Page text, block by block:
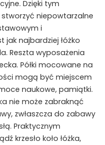
Dzięki tym
niepowtarzalne
i
najbardziej łóżko
Reszta wyposażenia
Półki mocowane na
mogą być miejscem
naukowe, pamiątki.
nie może zabraknąć
zwłaszcza do zabawy
Praktycznym
krzesło koło łóżka,